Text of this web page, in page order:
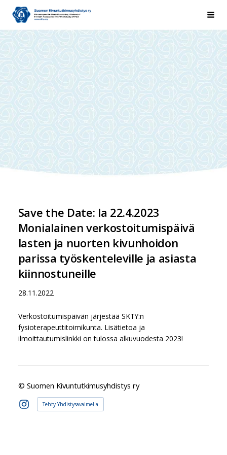
Siirry
sivun
sisältöön
Suomen Kivuntutkimusyhdistys ry
Save the Date: la 22.4.2023
Monialainen verkostoitumispäivä
lasten ja nuorten kivunhoidon
parissa työskenteleville ja asiasta
kiinnostuneille
28.11.2022
Verkostoitumispäivän järjestää SKTY:n
fysioterapeuttitoimikunta. Lisätietoa ja
ilmoittautumislinkki on tulossa alkuvuodesta 2023!
© Suomen Kivuntutkimusyhdistys ry
Instagram
Tehty Yhdistysavaimella